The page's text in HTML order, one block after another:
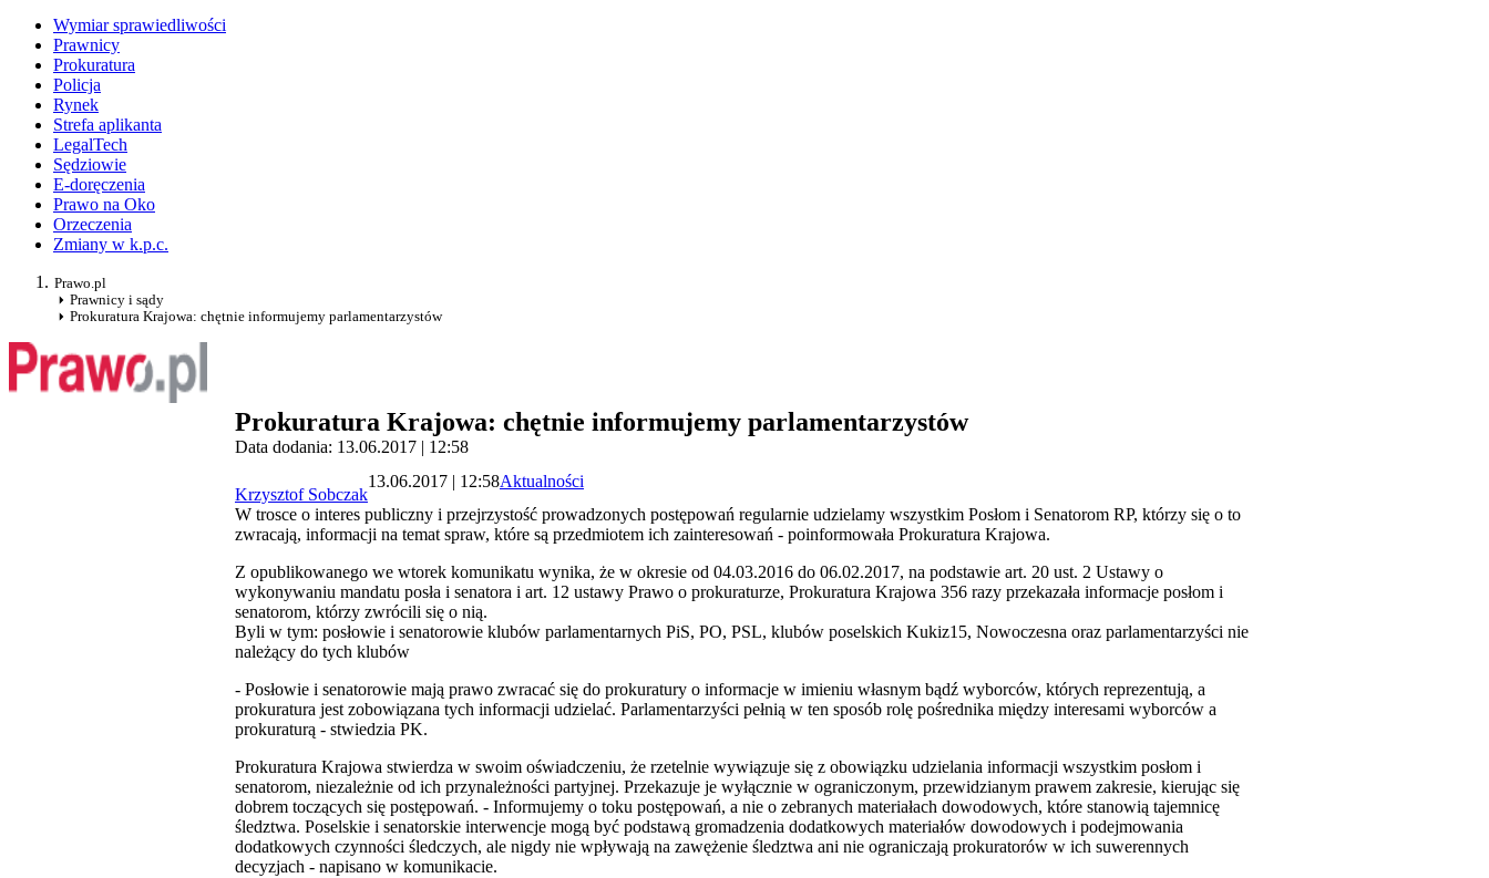
Wymiar sprawiedliwości
Prawnicy
Prokuratura
Policja
Rynek
Strefa aplikanta
LegalTech
Sędziowie
E-doręczenia
Prawo na Oko
Orzeczenia
Zmiany w k.p.c.
Prawo.pl
Prawnicy i sądy
Prokuratura Krajowa: chętnie informujemy parlamentarzystów
Prokuratura Krajowa: chętnie informujemy parlamentarzystów
Data dodania: 13.06.2017 | 12:58
Krzysztof Sobczak
13.06.2017 | 12:58Aktualności
W trosce o interes publiczny i przejrzystość prowadzonych postępowań regularnie udzielamy wszystkim Posłom i Senatorom RP, którzy się o to
zwracają, informacji na temat spraw, które są przedmiotem ich zainteresowań - poinformowała Prokuratura Krajowa.
Z opublikowanego we wtorek komunikatu wynika, że w okresie od 04.03.2016 do 06.02.2017, na podstawie art. 20 ust. 2 Ustawy o
wykonywaniu mandatu posła i senatora i art. 12 ustawy Prawo o prokuraturze, Prokuratura Krajowa 356 razy przekazała informacje posłom i
senatorom, którzy zwrócili się o nią.
Byli w tym: posłowie i senatorowie klubów parlamentarnych PiS, PO, PSL, klubów poselskich Kukiz15, Nowoczesna oraz parlamentarzyści nie
należący do tych klubów
- Posłowie i senatorowie mają prawo zwracać się do prokuratury o informacje w imieniu własnym bądź wyborców, których reprezentują, a
prokuratura jest zobowiązana tych informacji udzielać. Parlamentarzyści pełnią w ten sposób rolę pośrednika między interesami wyborców a
prokuraturą - stwiedzia PK.
Prokuratura Krajowa stwierdza w swoim oświadczeniu, że rzetelnie wywiązuje się z obowiązku udzielania informacji wszystkim posłom i
senatorom, niezależnie od ich przynależności partyjnej. Przekazuje je wyłącznie w ograniczonym, przewidzianym prawem zakresie, kierując się
dobrem toczących się postępowań. - Informujemy o toku postępowań, a nie o zebranych materiałach dowodowych, które stanowią tajemnicę
śledztwa. Poselskie i senatorskie interwencje mogą być podstawą gromadzenia dodatkowych materiałów dowodowych i podejmowania
dodatkowych czynności śledczych, ale nigdy nie wpływają na zawężenie śledztwa ani nie ograniczają prokuratorów w ich suwerennych
decyzjach - napisano w komunikacie.